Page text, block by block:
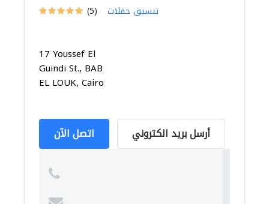
(5) تنسيق حفلات
17 Youssef El
Guindi St., BAB
EL LOUK, Cairo
اتصل الآن أرسل بريد الكتروني